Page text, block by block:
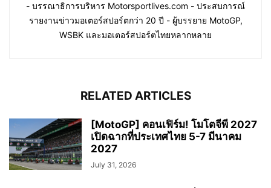
- บรรณาธิการบริหาร Motorsportlives.com - ประสบการณ์
รายงานข่าวมอเตอร์สปอร์ตกว่า 20 ปี - ผู้บรรยาย MotoGP,
WSBK และมอเตอร์สปอร์ตไทยหลากหลาย
RELATED ARTICLES
[MotoGP] คอนเฟิร์ม! โมโตจีพี 2027
เปิดฉากที่ประเทศไทย 5-7 มีนาคม
2027
July 31, 2026